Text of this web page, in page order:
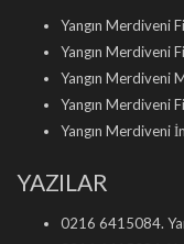
Yangın Merdiveni
Yangın Merdiveni
Yangın Merdiveni
Yangın Merdiveni
Yangın Merdiveni
YAZILAR
0216 6415084.